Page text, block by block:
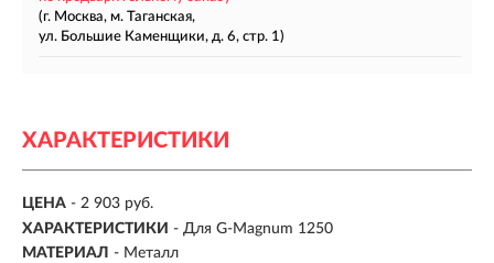
(г. Москва, м. Таганская,
ул. Большие Каменщики, д. 6, стр. 1)
ХАРАКТЕРИСТИКИ
ЦЕНА - 2 903 руб.
ХАРАКТЕРИСТИКИ - Для G-Magnum 1250
МАТЕРИАЛ - Металл